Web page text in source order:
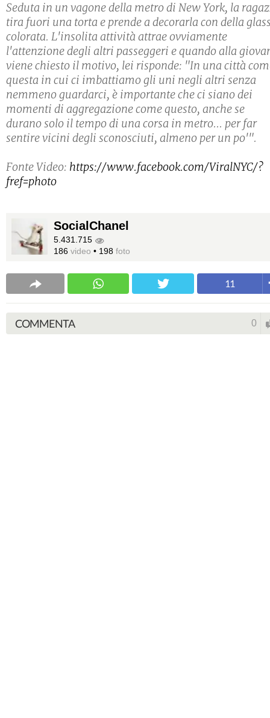
Seduta in un vagone della metro di New York, la
tira fuori una torta e prende a decorarla con della
colorata. L'insolita attività attrae ovviamente
l'attenzione degli altri passeggeri e quando alla
viene chiesto il motivo, lei risponde: "In una città
questa in cui ci imbattiamo gli uni negli altri senza
nemmeno guardarci, è importante che ci siano dei
momenti di aggregazione come questo, anche se
durano solo il tempo di una corsa in metro... per far
sentire vicini degli sconosciuti, almeno per un po'".
Fonte Video: https://www.facebook.com/ViralNYC/?
fref=photo
SocialChanel
5.431.715
186 video • 198 foto
11
COMMENTA 0